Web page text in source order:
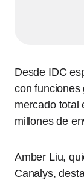
Desde IDC
con funciones
mercado total
millones de
Amber Liu,
Canalys,